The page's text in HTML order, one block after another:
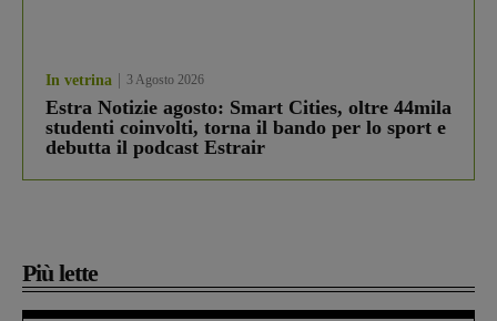
In vetrina 3 Agosto 2026
Estra Notizie agosto: Smart Cities, oltre 44mila
studenti coinvolti, torna il bando per lo sport e
debutta il podcast Estrair
Più lette